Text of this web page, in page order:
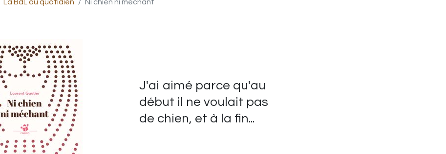
La BdL au quotidien Ni chien ni méchant
J'ai aimé parce qu'au
début il ne voulait pas
de chien, et à la fin...